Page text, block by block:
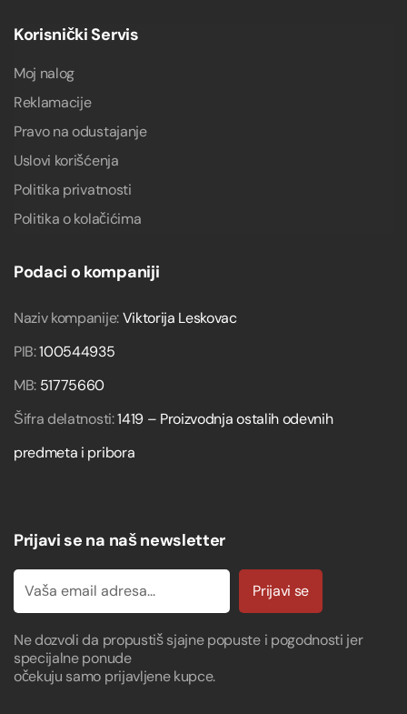
Korisnički Servis
Moj nalog
Reklamacije
Pravo na odustajanje
Uslovi korišćenja
Politika privatnosti
Politika o kolačićima
Podaci o kompaniji
Naziv kompanije:Viktorija Leskovac
PIB:100544935
MB: 51775660
Šifra delatnosti:1419 – Proizvodnja ostalih odevnih
predmeta i pribora
Prijavi se na naš newsletter
Prijavi se
Ne dozvoli da propustiš sjajne popuste i pogodnosti jer
specijalne ponude
očekuju samo prijavljene kupce.